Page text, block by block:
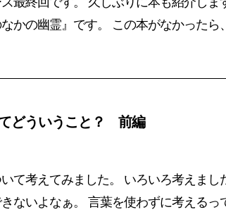
かの幽霊』です。 この本がなかったら
てどういうこと？ 前編
いて考えてみました。 いろいろ考えま
ないよなぁ。 言葉を使わずに考えるっ